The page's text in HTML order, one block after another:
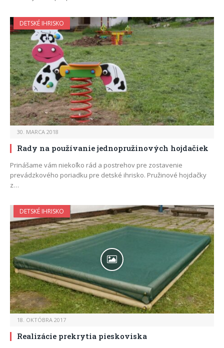
DETSKÉ IHRISKO
30. MARCA 2018
Rady na používanie jednopružinových hojdačiek
Prinášame vám niekoľko rád a postrehov pre zostavenie
prevádzkového poriadku pre detské ihrisko. Pružinové hojdačky
z…
DETSKÉ IHRISKO
18. OKTÓBRA 2017
Realizácie prekrytia pieskoviska